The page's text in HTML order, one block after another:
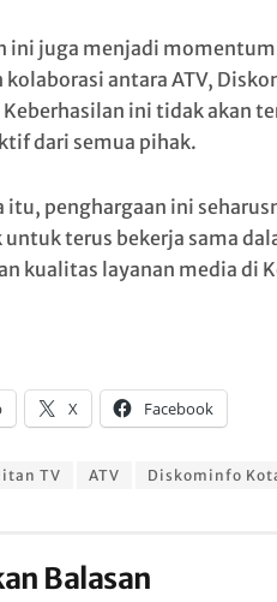
ini juga menjadi
kolaborasi antara ATV,
ini tidak akan
dari semua pihak.
itu, penghargaan ini
untuk terus bekerja sama
kualitas layanan media di
X Facebook
TV ATV Diskominfo
Balasan